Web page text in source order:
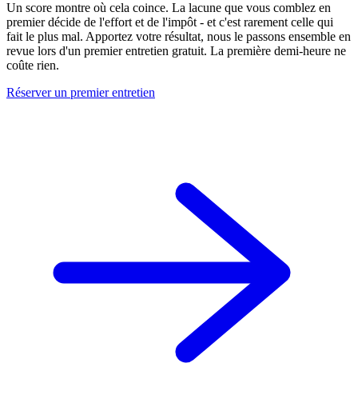
Un score montre où cela coince. La lacune que vous comblez en
premier décide de l'effort et de l'impôt - et c'est rarement celle qui
fait le plus mal. Apportez votre résultat, nous le passons ensemble en
revue lors d'un premier entretien gratuit. La première demi-heure ne
coûte rien.
Réserver un premier entretien